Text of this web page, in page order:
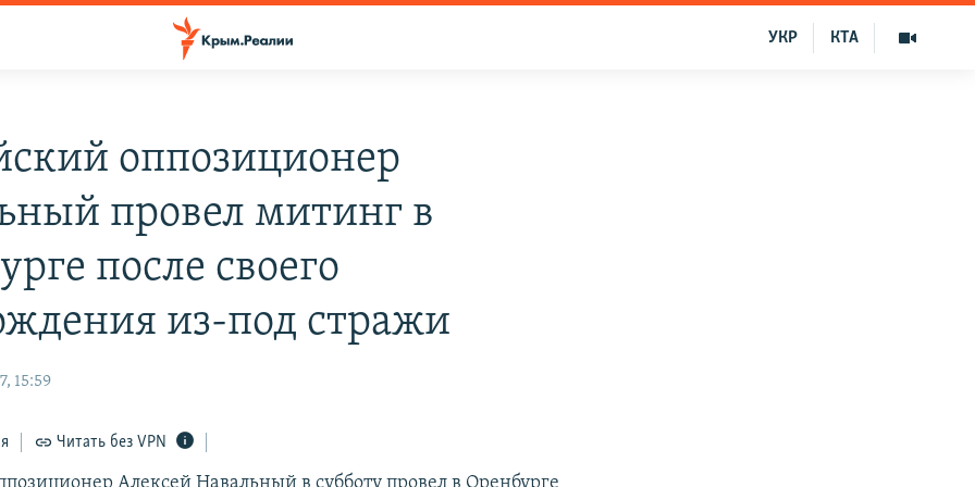
КТА
УКР
оппозиционер
провел митинг в
после своего
из-под стражи
15:59
Читать без VPN